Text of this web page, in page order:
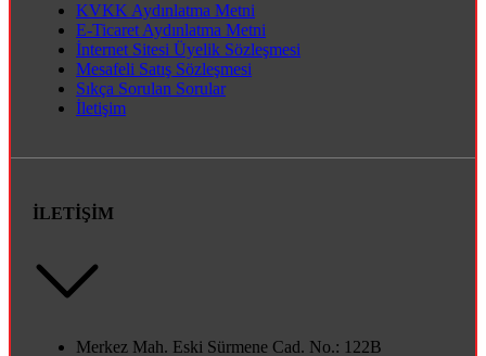
KVKK Aydınlatma Metni
E-Ticaret Aydınlatma Metni
İnternet Sitesi Üyelik Sözleşmesi
Mesafeli Satış Sözleşmesi
Sıkça Sorulan Sorular
İletişim
İLETİŞİM
Merkez Mah. Eski Sürmene Cad. No.: 122B